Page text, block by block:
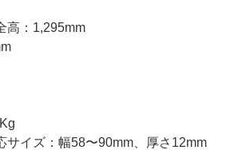
高：1,295mm
サイズ：幅58〜90mm、厚さ12mm